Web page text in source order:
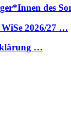
des
WiSe 2026/27 …
…